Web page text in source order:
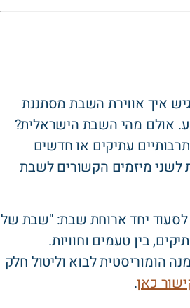
איך אווירת השבת מסתננת
אולם מהי השבת הישראלית?
עתיקים או חדשים
לשני מיזמים הקשורים לשבת
לסעוד יחד ארוחת שבת: "שבת של
בין טעמים וחוויות.
הומוריסטית לבוא וליטול חלק
כאן.